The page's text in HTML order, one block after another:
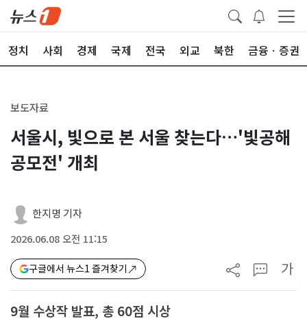
정치 사회 경제 국제 전국 외교 북한 금융ㆍ증권
보도자료
서울시, 빛으로 본 서울 찾는다…'빛공해
공모전' 개최
한지명 기자
2026.06.08 오전 11:15
구글에서 뉴스1 즐겨찾기 가
9월 수상작 발표, 총 60점 시상